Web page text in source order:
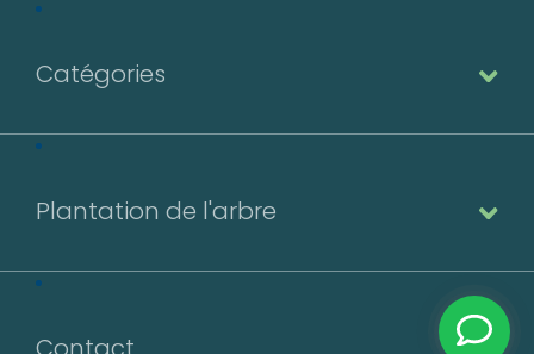
Catégories
Plantation de l'arbre